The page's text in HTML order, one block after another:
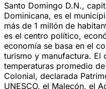
Santo Domingo D.N.,
Dominicana, es el
más de 1 millón de
es el centro político,
economía se basa en el
turismo y manufactura. El
temperaturas promedio
Colonial, declarada
UNESCO, el Malecón, el